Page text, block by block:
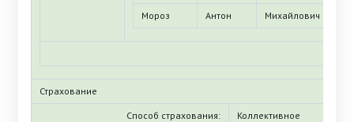
Мороз Антон Михайлович
Страхование
Способ страхования: Коллективное